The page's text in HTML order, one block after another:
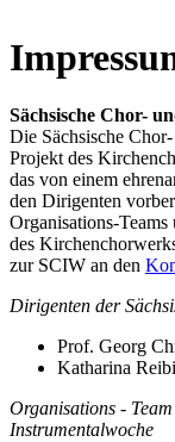
Sächsische Chor-
Die Sächsische
Projekt des
das von einem
den Dirigenten
Organisations-
des
zur SCIW an den
Dirigenten der
Prof. Georg
Katharina
Organisations -
Instrumentalwoche